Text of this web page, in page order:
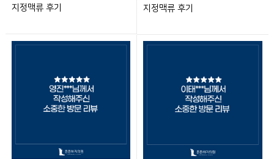
지정맥류 후기
지정맥류 후기